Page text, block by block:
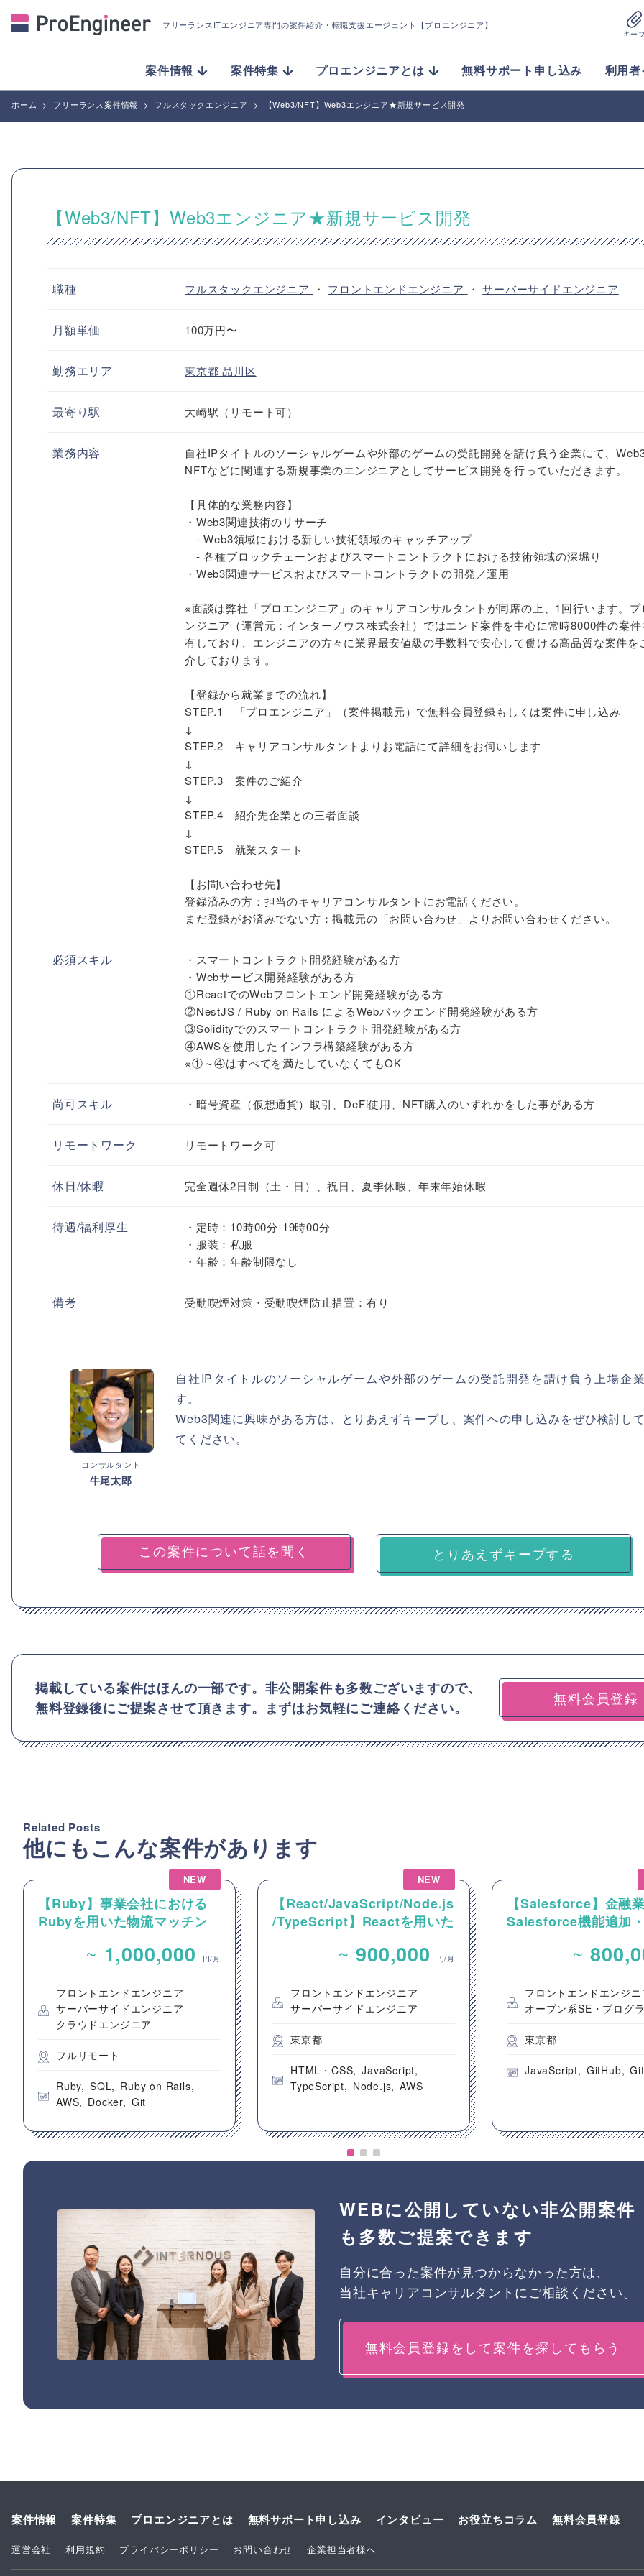
フリーランスITエンジニア専門の案件紹介 ・転職支援エージェント【プロエンジニア】
キー
案件情報 案件特集 プロエンジニアとは 無料サポート申し込み 利用
ホーム > フリーランス案件情報 > フルスタックエンジニア > 【Web3/NFT】Web3エンジニア★新規サービス開発
【Web3/NFT】Web3エンジニア★新規サービス開発
職種 フルスタックエンジニア ・ フロントエンドエンジニア ・サーバーサイドエンジニア
月額単価 100万円〜
勤務エリア 東京都品川区
最寄り駅 大崎駅（リモート可）
業務内容
自社IPタイトルのソーシャルゲームや外部のゲームの受託開発を請け負う企業にて、
NFTなどに関連する新規事業のエンジニアとしてサービス開発を行っていただきます。
【具体的な業務内容】
・Web3関連技術のリサーチ
- Web3領域における新しい技術領域のキャッチアップ
- 各種ブロックチェーンおよびスマートコントラクトにおける技術領域の深堀り
・Web3関連サービスおよびスマートコントラクトの開発／運用
※面談は弊社「プロエンジニア」のキャリアコンサルタントが同席の上、1回行います。プ
ンジニア（運営元：インターノウス株式会社）ではエンド案件を中心に常時8000件の案件
有しており、エンジニアの方々に業界最安値級の手数料で安心して働ける高品質な案件を
介しております。
【登録から就業までの流れ】
STEP.1 「プロエンジニア」（案件掲載元）で無料会員登録もしくは案件に申し込み
↓
STEP.2 キャリアコンサルタントよりお電話にて詳細をお伺いします
↓
STEP.3 案件のご紹介
↓
STEP.4 紹介先企業との三者面談
↓
STEP.5 就業スタート
【お問い合わせ先】
登録済みの方：担当のキャリアコンサルタントにお電話ください。
まだ登録がお済みでない方：掲載元の「お問い合わせ」よりお問い合わせください。
必須スキル
・スマートコントラクト開発経験がある方
・Webサービス開発経験がある方
①ReactでのWebフロントエンド開発経験がある方
②NestJS / Ruby on Rails によるWebバックエンド開発経験がある方
③Solidityでのスマートコントラクト開発経験がある方
④AWSを使用したインフラ構築経験がある方
※①～④はすべてを満たしていなくてもOK
尚可スキル ・暗号資産（仮想通貨）取引、DeFi使用、NFT購入のいずれかをした事がある方
リモートワーク リモートワーク可
休日/休暇 完全週休2日制（土・日）、祝日、夏季休暇、年末年始休暇
待遇/福利厚生
・定時：10時00分-19時00分
・服装：私服
・年齢：年齢制限なし
備考 受動喫煙対策・受動喫煙防止措置：有り
コンサルタント
牛尾太郎
自社IPタイトルのソーシャルゲームや外部のゲームの受託開発を請け負う上場企
す。
Web3関連に興味がある方は、とりあえずキープし、案件への申し込みをぜひ検討し
てください。
とりあえずキープする
掲載している案件はほんの一部です。非公開案件も多数ございますので、
無料登録後にご提案させて頂きます。まずはお気軽にご連絡ください。
無料会員登録
Related Posts
他にもこんな案件があります
NEW
【Ruby】事業会社における
Rubyを用いた物流マッチン
エンドエンジニア募集
~ 1,000,000 円/月
フロントエンドエンジニア
サーバーサイドエンジニア
クラウドエンジニア
フルリモート
Ruby SQL
Ruby on Rails
AWS
Docker Git
NEW
【React/JavaScript/Node.js
/TypeScript】Reactを用いた
のフロントエンド開発案件
~ 900,000 円/月
フロントエンドエンジニア
サーバーサイドエンジニア
東京都
HTML・CSS
JavaScript
TypeScript
Node.js AWS
【Salesforce】金融
Salesforce機能追加
~
フロントエンドエンジニ
オープン系SE・プログ
東京都
JavaScript GitHub Git
WEBに公開していない非公開案件
も多数ご提案できます
自分に合った案件が見つからなかった方は、
当社キャリアコンサルタントにご相談ください。
無料会員登録をして案件を探してもらう
案件情報 案件特集 プロエンジニアとは 無料サポート申し込み インタビュー お役立ちコラム 無料会員登録
運営会社 利用規約 プライバシーポリシー お問い合わせ 企業担当者様へ